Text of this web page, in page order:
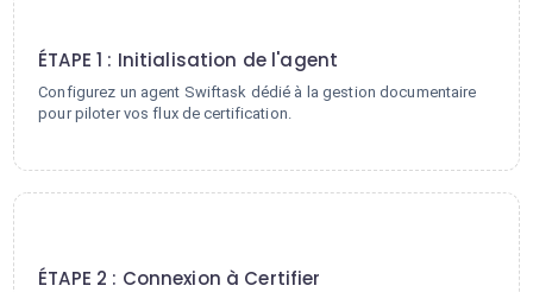
ÉTAPE 1 : Initialisation de l'agent
Configurez un agent Swiftask dédié à la gestion documentaire
pour piloter vos flux de certification.
ÉTAPE 2 : Connexion à Certifier